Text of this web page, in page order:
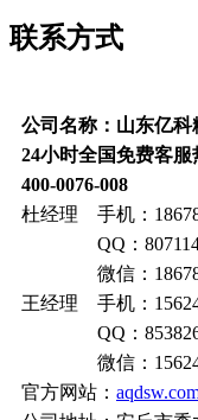
联系方式
公司名称：山东亿科
24小时全国免费客服
400-0076-008
杜经理 手机：
QQ：
微信：
王经理 手机：
QQ：
微信：
官方网站：